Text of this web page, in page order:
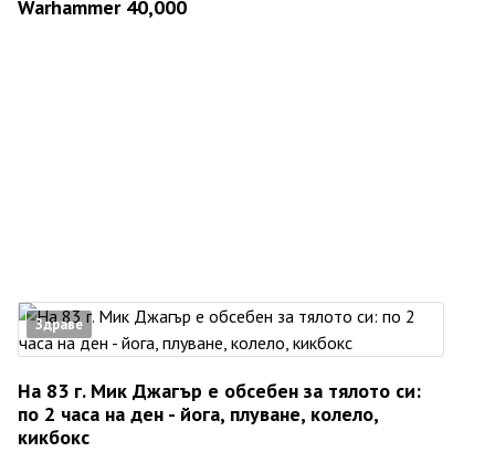
Warhammer 40,000
Здраве
На 83 г. Мик Джагър е обсебен за тялото си:
по 2 часа на ден - йога, плуване, колело,
кикбокс